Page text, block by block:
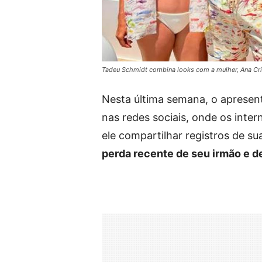
Tadeu Schmidt combina looks com a mulher, Ana
Nesta última semana, o
nas redes sociais, onde os
ele compartilhar registros de
perda recente de seu irmão e